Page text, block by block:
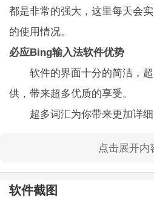
都是非常的强大，这里每天会
的使用情况。
必应Bing输入法软件优势
软件的界面十分的简洁，超
供，带来超多优质的享受。
超多词汇为你带来更加详细
拥有自动校准功能可以让用
松体验快乐打字。
这里也没任何的广告，所有
点击展开内
软件截图